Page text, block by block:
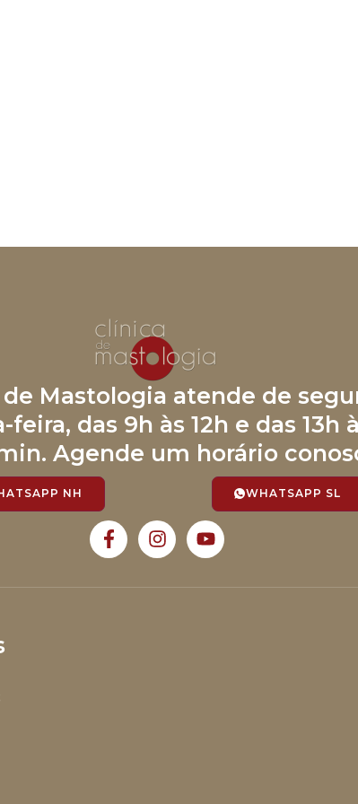
Mastologia atende de
feira, das 9h às 12h e das 13h
Agende um horário
NH WHATSAPP SL